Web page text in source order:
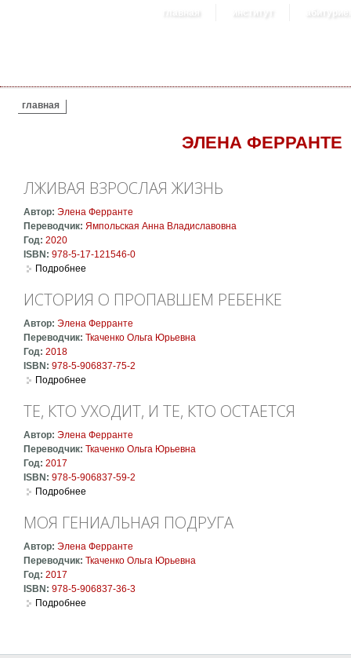
главная институт
ВЫ ЗДЕСЬ
главная
ЭЛЕНА ФЕРРАНТЕ
ЛЖИВАЯ ВЗРОСЛАЯ ЖИЗНЬ
Автор: Элена Ферранте
Переводчик: Ямпольская Анна Владиславовна
Год: 2020
ISBN: 978-5-17-121546-0
Подробнее
ИСТОРИЯ О ПРОПАВШЕМ РЕБЕНКЕ
Автор: Элена Ферранте
Переводчик: Ткаченко Ольга Юрьевна
Год: 2018
ISBN: 978-5-906837-75-2
Подробнее
ТЕ, КТО УХОДИТ, И ТЕ, КТО ОСТАЕТСЯ
Автор: Элена Ферранте
Переводчик: Ткаченко Ольга Юрьевна
Год: 2017
ISBN: 978-5-906837-59-2
Подробнее
МОЯ ГЕНИАЛЬНАЯ ПОДРУГА
Автор: Элена Ферранте
Переводчик: Ткаченко Ольга Юрьевна
Год: 2017
ISBN: 978-5-906837-36-3
Подробнее